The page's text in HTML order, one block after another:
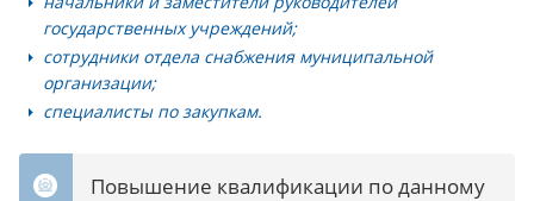
государственных учреждений;
сотрудники отдела снабжения муниципальной
организации;
специалисты по закупкам.
Повышение квалификации по данному